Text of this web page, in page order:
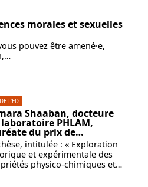
morales et sexuelles
pouvez être amené·e,
L'ED
Shaaban, docteure
PHLAM,
du prix de…
intitulée : « Exploration
et expérimentale des
physico-chimiques et…